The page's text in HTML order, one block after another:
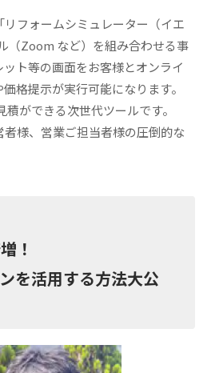
フォームシミュレーター（イエ
（Zoom など）を組み合わせる事
ト等の画面をお客様とオンライ
格提示が実行可能になります。
ができる次世代ツールです。
様、営業ご担当者様の圧倒的な
！
を活用する方法大公